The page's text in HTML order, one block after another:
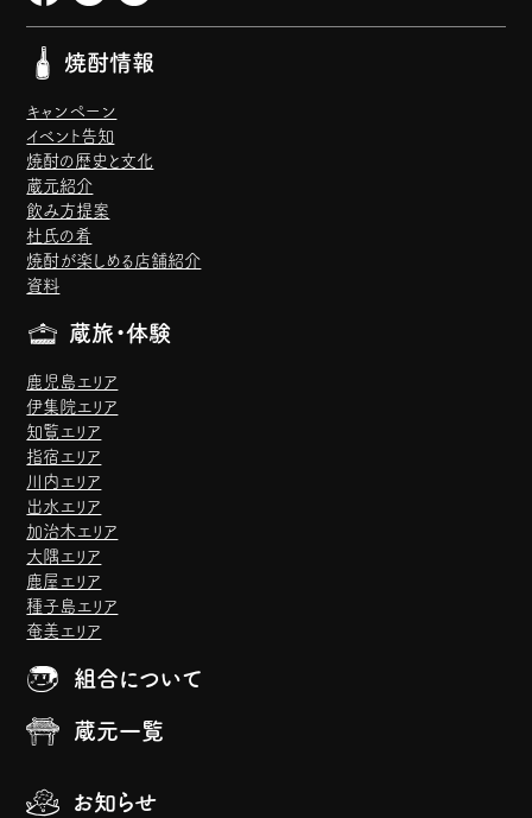
焼酎情報
キャンペーン
イベント告知
焼酎の歴史と文化
蔵元紹介
飲み方提案
杜氏の肴
焼酎が楽しめる店舗紹介
資料
蔵旅・体験
鹿児島エリア
伊集院エリア
知覧エリア
指宿エリア
川内エリア
出水エリア
加治木エリア
大隅エリア
鹿屋エリア
種子島エリア
奄美エリア
組合について
蔵元一覧
お知らせ